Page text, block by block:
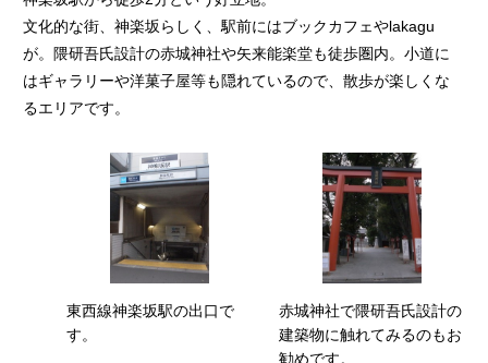
文化的な街、神楽坂らしく、駅前にはブックカフェやlakagu
が。隈研吾氏設計の赤城神社や矢来能楽堂も徒歩圏内。小道に
はギャラリーや洋菓子屋等も隠れているので、散歩が楽しくな
るエリアです。
東西線神楽坂駅の出口で
す。
赤城神社で隈研吾氏設計の
建築物に触れてみるのもお
勧めです。